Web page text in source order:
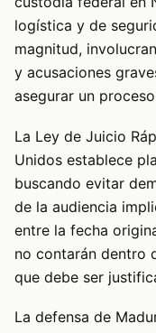
logística y de
magnitud,
y acusaciones
asegurar un
La Ley de Juicio
Unidos establece
buscando evitar
de la audiencia
entre la fecha
no contarán dentro
que debe ser
La defensa de